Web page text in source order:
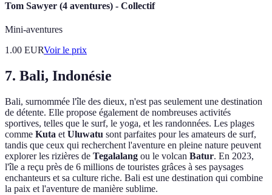
Tom Sawyer (4 aventures) - Collectif
Mini-aventures
1.00 EURVoir le prix
7. Bali, Indonésie
Bali, surnommée l'île des dieux, n'est pas seulement une destination
de détente. Elle propose également de nombreuses activités
sportives, telles que le surf, le yoga, et les randonnées. Les plages
comme Kuta et Uluwatu sont parfaites pour les amateurs de surf,
tandis que ceux qui recherchent l'aventure en pleine nature peuvent
explorer les rizières de Tegalalang ou le volcan Batur. En 2023,
l'île a reçu près de 6 millions de touristes grâces à ses paysages
enchanteurs et sa culture riche. Bali est une destination qui combine
la paix et l'aventure de manière sublime.